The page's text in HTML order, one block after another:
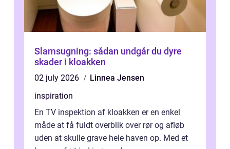
Slamsugning: sådan undgår du dyre
skader i kloakken
02 july 2026
Linnea Jensen
inspiration
En TV inspektion af kloakken er en enkel
måde at få fuldt overblik over rør og afløb
uden at skulle grave hele haven op. Med et